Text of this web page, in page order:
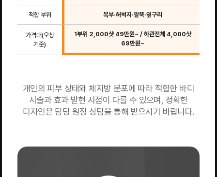
적합 부위 복부·허벅지·팔뚝·옆구리
가격대(오창
기준)
1부위 2,000샷 49만원~ / 하관전체 4,000샷
69만원~
개인의 피부 상태와 체지방 분포에 따라 적합한 바디
시술과 효과 발현 시점이 다를 수 있으며, 정확한
디자인은 담당 원장 상담을 통해 받으시기 바랍니다.